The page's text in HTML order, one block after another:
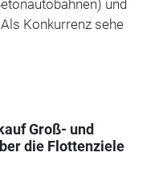
und
Konkurrenz sehe
Groß- und
die Flottenziele